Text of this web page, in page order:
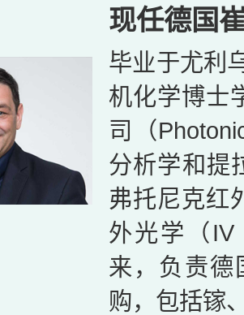
现任德国
毕业于尤利
机化学博士
司（
分析学和提
弗托尼克红
外光学（IV
来，负责德
购，包括镓